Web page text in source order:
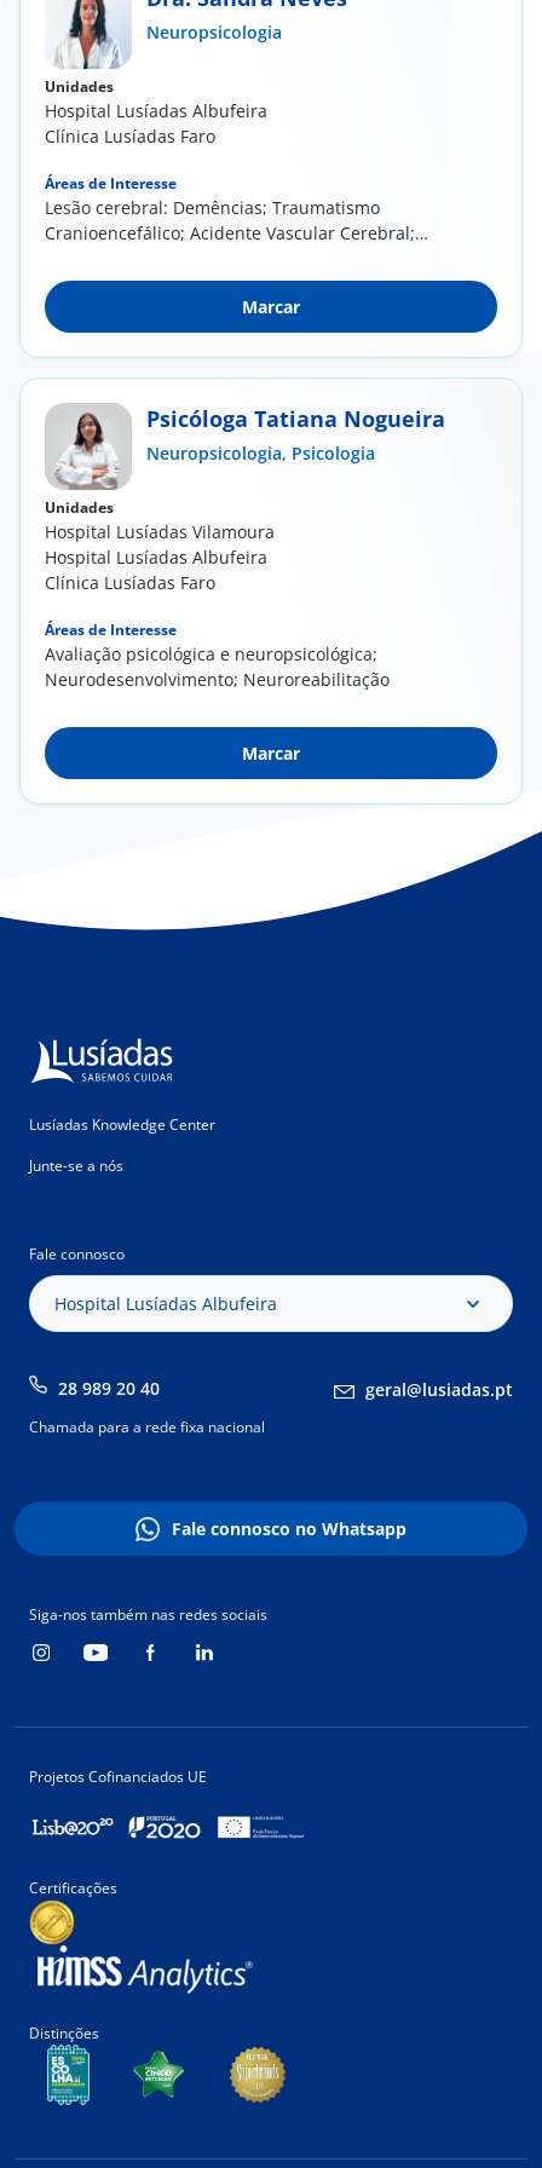
Sport
a nós
Neuropsicologia
Unidades
Hospital Lusíadas Albufeira
Clínica Lusíadas Faro
Áreas de Interesse
Lesão cerebral: Demências; Traumatismo
Cranioencefálico; Acidente Vascular Cerebral;
Marcar
Psicóloga Tatiana Nogueira
Neuropsicologia, Psicologia
Unidades
Hospital Lusíadas Vilamoura
Hospital Lusíadas Albufeira
Clínica Lusíadas Faro
Áreas de Interesse
Avaliação psicológica e neuropsicológica;
Neurodesenvolvimento; Neuroreabilitação
Marcar
Lusíadas Knowledge Center
Junte-se a nós
Fale connosco
Hospital Lusíadas Albufeira
28 989 20 40 geral@lusiadas.pt
Chamada para a rede fixa nacional
Fale connosco no Whatsapp
Siga-nos também nas redes sociais
Projetos Cofinanciados UE
Certificações
Distinções